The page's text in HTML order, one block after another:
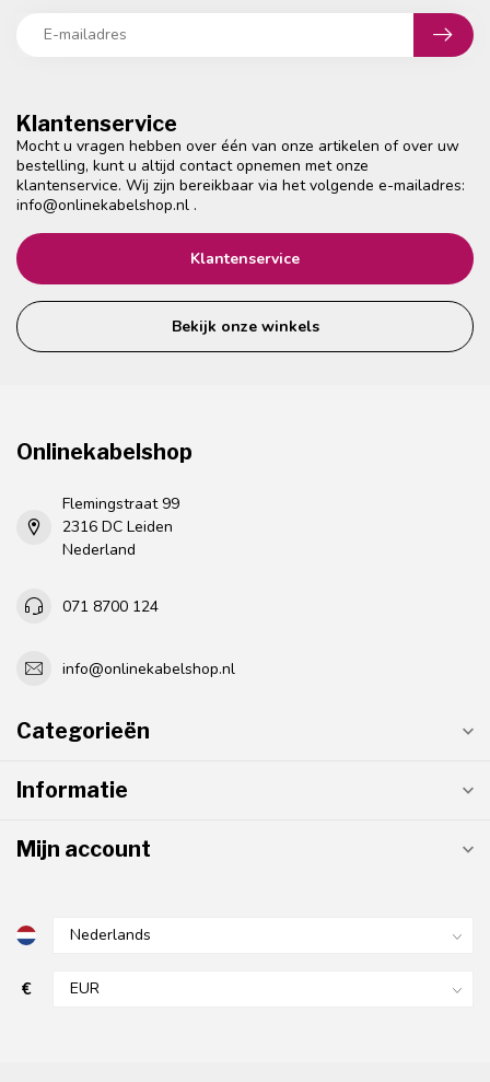
Klantenservice
Mocht u vragen hebben over één van onze artikelen of over uw
bestelling, kunt u altijd contact opnemen met onze
klantenservice. Wij zijn bereikbaar via het volgende e-mailadres:
info@onlinekabelshop.nl .
Klantenservice
Bekijk onze winkels
Onlinekabelshop
Flemingstraat 99
2316 DC Leiden
Nederland
071 8700 124
info@onlinekabelshop.nl
Categorieën
Informatie
Mijn account
€